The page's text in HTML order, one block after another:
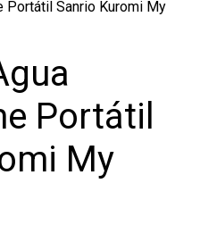
Portátil Sanrio Kuromi My
Portátil
My